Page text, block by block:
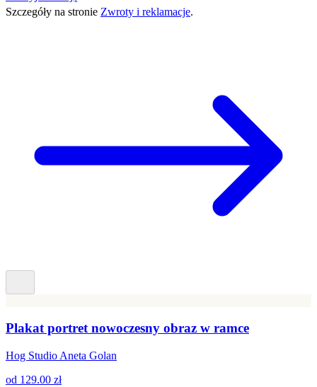
Szczegóły na stronie Zwroty i reklamacje.
Plakat portret nowoczesny obraz w ramce
Hog Studio Aneta Golan
od 129.00 zł